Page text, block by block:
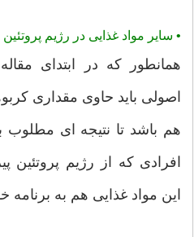
•سایر مواد غذایی در رژیم پروتئین
همانطور که در ابتدای
اصولی باید حاوی مقداری
هم باشد تا نتیجه ای
افرادی که از رژیم
این مواد غذایی هم به برنامه